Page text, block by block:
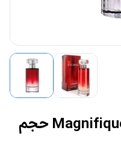
ادو پرفیوم زنانه لانکوم Magnifique حجم